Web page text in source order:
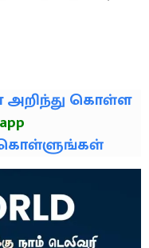
அறிந்து கொள்ள
கொள்ளுங்கள்